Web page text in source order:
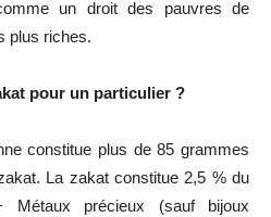
un droit des pauvres de
plus riches.
pour un particulier ?
constitue plus de 85 grammes
La zakat constitue 2,5 % du
Métaux précieux (sauf bijoux